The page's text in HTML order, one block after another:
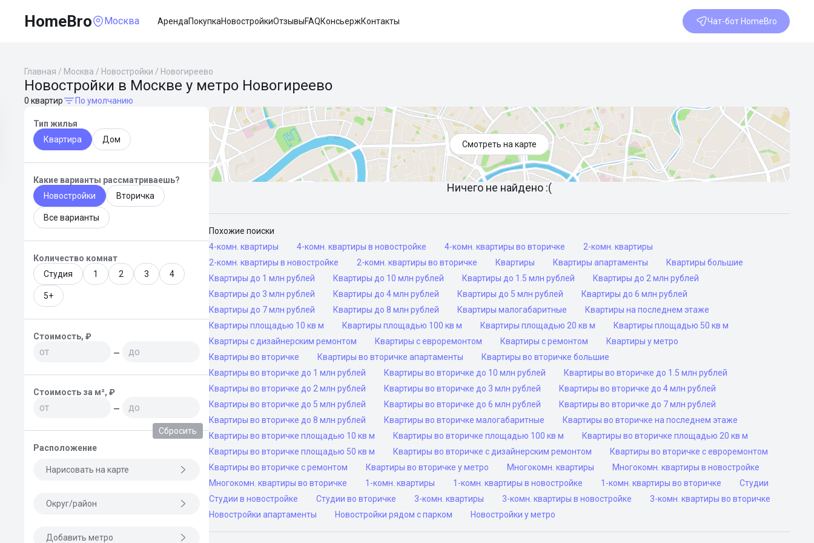
HomeBro Москва АрендаПокупкаНовостройкиОтзывыFAQКонсьержКонтакты Чат-бот HomeBro
Главная / Москва / Новостройки / Новогиреево
Новостройки в Москве у метро Новогиреево
0 квартир По умолчанию
Тип жилья
Квартира
Дом
Какие варианты рассматриваешь?
Новостройки
Вторичка
Все варианты
Количество комнат
Студия
1 2 3 4
5+
Стоимость, ₽
—
Стоимость за м², ₽
—
Сбросить
Расположение
Нарисовать на карте
Округ/район
Добавить метро
Смотреть на карте
Ничего не найдено :(
Похожие поиски
4-комн. квартиры
4-комн. квартиры в новостройке 4-комн. квартиры во вторичке
2-комн. квартиры
2-комн. квартиры в новостройке
2-комн. квартиры во вторичке Квартиры Квартиры апартаменты
Квартиры большие
Квартиры до 1 млн рублей
Квартиры до 10 млн рублей Квартиры до 1.5 млн рублей
Квартиры до 2 млн рублей
Квартиры до 3 млн рублей
Квартиры до 4 млн рублей Квартиры до 5 млн рублей
Квартиры до 6 млн рублей
Квартиры до 7 млн рублей
Квартиры до 8 млн рублей Квартиры малогабаритные
Квартиры на последнем этаже
Квартиры площадью 10 кв м
Квартиры площадью 100 кв м Квартиры площадью 20 кв м
Квартиры площадью 50 кв м
Квартиры с дизайнерским ремонтом
Квартиры с евроремонтом Квартиры с ремонтом
Квартиры у метро
Квартиры во вторичке
Квартиры во вторичке апартаменты
Квартиры во вторичке большие
Квартиры во вторичке до 1 млн рублей
Квартиры во вторичке до 10 млн рублей
Квартиры во вторичке до 1.5 млн рублей
Квартиры во вторичке до 2 млн рублей
Квартиры во вторичке до 3 млн рублей
Квартиры во вторичке до 4 млн рублей
Квартиры во вторичке до 5 млн рублей
Квартиры во вторичке до 6 млн рублей
Квартиры во вторичке до 7 млн рублей
Квартиры во вторичке до 8 млн рублей
Квартиры во вторичке малогабаритные
Квартиры во вторичке на последнем этаже
Квартиры во вторичке площадью 10 кв м
Квартиры во вторичке площадью 100 кв м
Квартиры во вторичке площадью 20 кв м
Квартиры во вторичке площадью 50 кв м
Квартиры во вторичке с дизайнерским ремонтом
Квартиры во вторичке с евроремонтом
Квартиры во вторичке с ремонтом
Квартиры во вторичке у метро Многокомн. квартиры
Многокомн. квартиры в новостройке
Многокомн. квартиры во вторичке
1-комн. квартиры 1-комн. квартиры в новостройке 1-комн. квартиры во вторичке
Студии
Студии в новостройке
Студии во вторичке 3-комн. квартиры 3-комн. квартиры в новостройке
3-комн. квартиры во вторичке
Новостройки апартаменты
Новостройки рядом с парком Новостройки у метро